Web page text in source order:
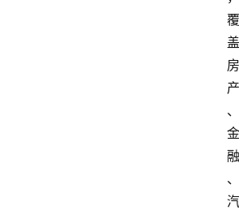
覆
盖
房
产
、
金
融
、
汽